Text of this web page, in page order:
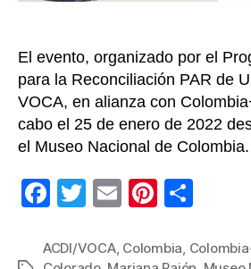
El evento, organizado por el
para la Reconciliación PAR de
VOCA, en alianza con
cabo el 25 de enero de 2022
el Museo Nacional de Colombia.
F
c
T
tt
E
ail
Pi
er m
ACDI/VOCA, Colombia,